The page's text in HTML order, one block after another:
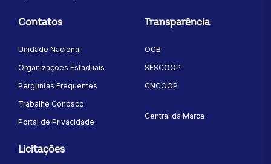
Contatos
Unidade Nacional
Organizações Estaduais
Perguntas Frequentes
Trabalhe Conosco
Portal de Privacidade
Transparência
OCB
SESCOOP
CNCOOP
Central da Marca
Licitações